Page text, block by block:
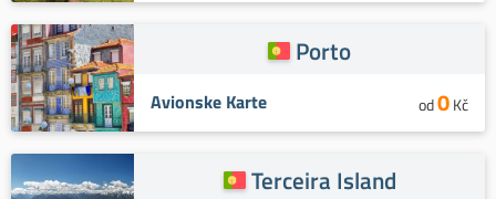
Porto
Avionske Karte od0Kč
Terceira Island